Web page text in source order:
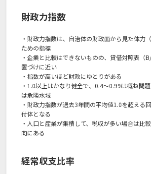
財政力指数
・財政力指数は、自治体の財政面から見た体力
ための指標
・企業と比較はできないものの、貸借対照表（
置づけに近い
・指数が高いほど財政にゆとりがある
・1.0以上はかなり健全で、0.4～0.99は概ね問
は危険水域
・財政力指数が過去3年間の平均値1.0を超える
付体となる
・人口と産業が集積して、税収が多い場合は比
向にある
経常収支比率